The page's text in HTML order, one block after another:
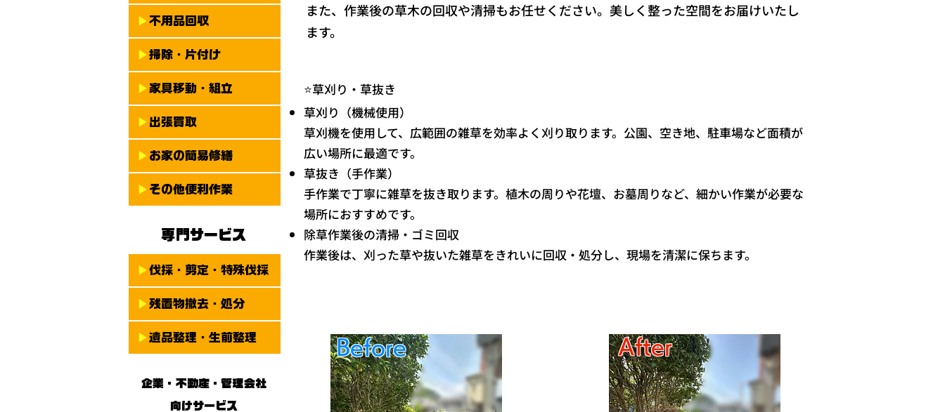
​▶ 不用品回収
​▶ 掃除・片付け
​▶ 家具移動・組立
​▶ 出張買取
​▶ お家の簡易修繕
​▶ その他便利作業
​専門サービス
​▶ 伐採・剪定・特殊伐採
​▶ 残置物撤去・処分
​▶ 遺品整理・生前整理
また、作業後の草木の回収や清掃もお任せください。美しく整った空間をお届けいたし
ます。
⭐草刈り・草抜き
草刈り（機械使用）
草刈機を使用して、広範囲の雑草を効率よく刈り取ります。公園、空き地、駐車場など面積が
広い場所に最適です。
草抜き（手作業）
手作業で丁寧に雑草を抜き取ります。植木の周りや花壇、お墓周りなど、細かい作業が必要な
場所におすすめです。
除草作業後の清掃・ゴミ回収
作業後は、刈った草や抜いた雑草をきれいに回収・処分し、現場を清潔に保ちます。
​Before ​After
​企業・不動産・管理会社
​向けサービス